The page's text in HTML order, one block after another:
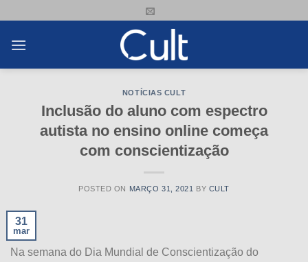
content
NOTÍCIAS CULT
Inclusão do aluno com espectro
autista no ensino online começa
com conscientização
POSTED ON MARÇO 31, 2021 BY CULT
31
mar
Na semana do Dia Mundial de Conscientização do